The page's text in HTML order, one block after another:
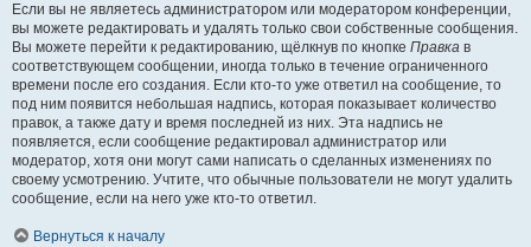
Если вы не являетесь администратором или модератором конференции,
вы можете редактировать и удалять только свои собственные сообщения.
Вы можете перейти к редактированию, щёлкнув по кнопке Правка в
соответствующем сообщении, иногда только в течение ограниченного
времени после его создания. Если кто-то уже ответил на сообщение, то
под ним появится небольшая надпись, которая показывает количество
правок, а также дату и время последней из них. Эта надпись не
появляется, если сообщение редактировал администратор или
модератор, хотя они могут сами написать о сделанных изменениях по
своему усмотрению. Учтите, что обычные пользователи не могут удалить
сообщение, если на него уже кто-то ответил.
Вернуться к началу